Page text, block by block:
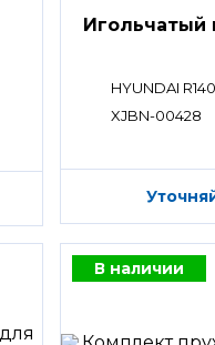
HYUNDAI
XJBN-00428
В наличии